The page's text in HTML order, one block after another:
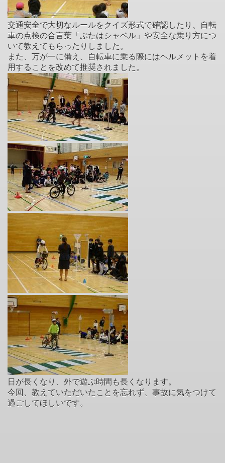
交通安全で大切なルールをクイズ形式で確認したり、自転
車の点検の合言葉「ぶたはシャベル」や安全な乗り方につ
いて教えてもらったりしました。
また、万が一に備え、自転車に乗る際にはヘルメットを着
用することを改めて推奨されました。
日が長くなり、外で遊ぶ時間も長くなります。
今回、教えていただいたことを忘れず、事故に気をつけて
過ごしてほしいです。